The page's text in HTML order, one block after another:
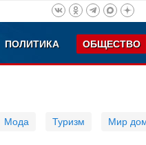
ПОЛИТИКА ОБЩЕСТВО
Мода Туризм Мир